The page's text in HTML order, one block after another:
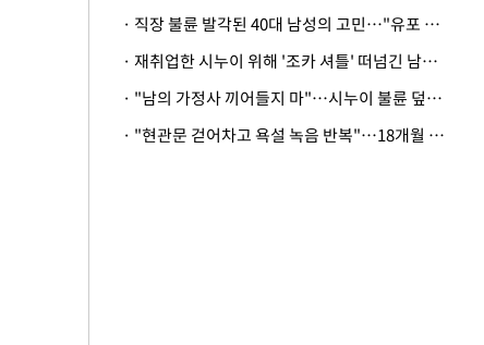
· 직장 불륜 발각된 40대 남성의 고민…"유포 동료 명예훼손·협박죄 고소 가능할까"
· 재취업한 시누이 위해 '조카 셔틀' 떠넘긴 남편…아내 "난 못한다"
· "남의 가정사 끼어들지 마"…시누이 불륜 덮으려는 남편에 억울한 아내
· "현관문 걷어차고 욕설 녹음 반복"…18개월 아기 키우는 집 뒤흔든 '앞집의 비극'